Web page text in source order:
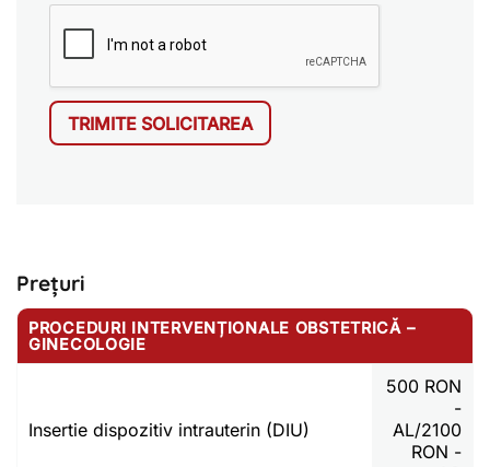
TRIMITE SOLICITAREA
Prețuri
PROCEDURI INTERVENȚIONALE OBSTETRICĂ –
GINECOLOGIE
Insertie dispozitiv intrauterin (DIU)
500 RON
-
AL/2100
RON -